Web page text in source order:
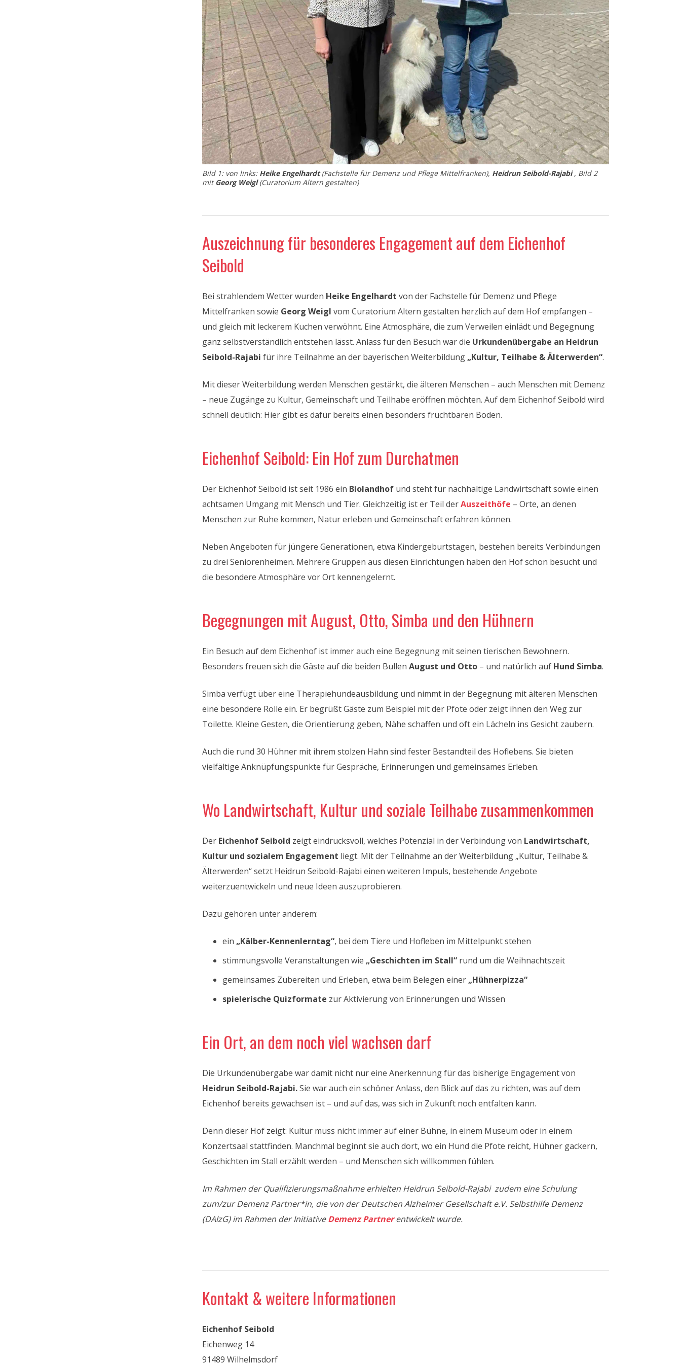
Bild 1: von links:Heike Engelhardt(Fachstelle für Demenz und Pflege Mittelfranken), Heidrun Seibold-Rajabi, Bild 2
mitGeorg Weigl(Curatorium Altern gestalten)
Auszeichnung für besonderes Engagement auf dem Eichenhof
Seibold
Bei strahlendem Wetter wurden Heike Engelhardt von der Fachstelle für Demenz und Pflege
Mittelfranken sowie Georg Weigl vom Curatorium Altern gestalten herzlich auf dem Hof empfangen –
und gleich mit leckerem Kuchen verwöhnt. Eine Atmosphäre, die zum Verweilen einlädt und Begegnung
ganz selbstverständlich entstehen lässt. Anlass für den Besuch war die Urkundenübergabe an Heidrun
Seibold-Rajabi für ihre Teilnahme an der bayerischen Weiterbildung „Kultur, Teilhabe & Älterwerden“.
Mit dieser Weiterbildung werden Menschen gestärkt, die älteren Menschen – auch Menschen mit Demenz
– neue Zugänge zu Kultur, Gemeinschaft und Teilhabe eröffnen möchten. Auf dem Eichenhof Seibold wird
schnell deutlich: Hier gibt es dafür bereits einen besonders fruchtbaren Boden.
Eichenhof Seibold: Ein Hof zum Durchatmen
Der Eichenhof Seibold ist seit 1986 ein Biolandhof und steht für nachhaltige Landwirtschaft sowie einen
achtsamen Umgang mit Mensch und Tier. Gleichzeitig ist er Teil derAuszeithöfe – Orte, an denen
Menschen zur Ruhe kommen, Natur erleben und Gemeinschaft erfahren können.
Neben Angeboten für jüngere Generationen, etwa Kindergeburtstagen, bestehen bereits Verbindungen
zu drei Seniorenheimen. Mehrere Gruppen aus diesen Einrichtungen haben den Hof schon besucht und
die besondere Atmosphäre vor Ort kennengelernt.
Begegnungen mit August, Otto, Simba und den Hühnern
Ein Besuch auf dem Eichenhof ist immer auch eine Begegnung mit seinen tierischen Bewohnern.
Besonders freuen sich die Gäste auf die beiden Bullen August und Otto – und natürlich auf Hund Simba.
Simba verfügt über eine Therapiehundeausbildung und nimmt in der Begegnung mit älteren Menschen
eine besondere Rolle ein. Er begrüßt Gäste zum Beispiel mit der Pfote oder zeigt ihnen den Weg zur
Toilette. Kleine Gesten, die Orientierung geben, Nähe schaffen und oft ein Lächeln ins Gesicht zaubern.
Auch die rund 30 Hühner mit ihrem stolzen Hahn sind fester Bestandteil des Hoflebens. Sie bieten
vielfältige Anknüpfungspunkte für Gespräche, Erinnerungen und gemeinsames Erleben.
Wo Landwirtschaft, Kultur und soziale Teilhabe zusammenkommen
Der Eichenhof Seibold zeigt eindrucksvoll, welches Potenzial in der Verbindung von Landwirtschaft,
Kultur und sozialem Engagement liegt. Mit der Teilnahme an der Weiterbildung „Kultur, Teilhabe &
Älterwerden“ setzt Heidrun Seibold-Rajabi einen weiteren Impuls, bestehende Angebote
weiterzuentwickeln und neue Ideen auszuprobieren.
Dazu gehören unter anderem:
ein „Kälber-Kennenlerntag“, bei dem Tiere und Hofleben im Mittelpunkt stehen
stimmungsvolle Veranstaltungen wie „Geschichten im Stall“ rund um die Weihnachtszeit
gemeinsames Zubereiten und Erleben, etwa beim Belegen einer „Hühnerpizza“
spielerische Quizformate zur Aktivierung von Erinnerungen und Wissen
Ein Ort, an dem noch viel wachsen darf
Die Urkundenübergabe war damit nicht nur eine Anerkennung für das bisherige Engagement von
Heidrun Seibold-Rajabi.Sie war auch ein schöner Anlass, den Blick auf das zu richten, was auf dem
Eichenhof bereits gewachsen ist – und auf das, was sich in Zukunft noch entfalten kann.
Denn dieser Hof zeigt: Kultur muss nicht immer auf einer Bühne, in einem Museum oder in einem
Konzertsaal stattfinden. Manchmal beginnt sie auch dort, wo ein Hund die Pfote reicht, Hühner gackern,
Geschichten im Stall erzählt werden – und Menschen sich willkommen fühlen.
Im Rahmen der Qualifizierungsmaßnahme erhielten Heidrun Seibold-Rajabi zudem eine Schulung
zum/zur Demenz Partner*in, die von der Deutschen Alzheimer Gesellschaft e.V. Selbsthilfe Demenz
(DAlzG) im Rahmen der InitiativeDemenz Partner entwickelt wurde.
Kontakt & weitere Informationen
Eichenhof Seibold
Eichenweg 14
91489 Wilhelmsdorf